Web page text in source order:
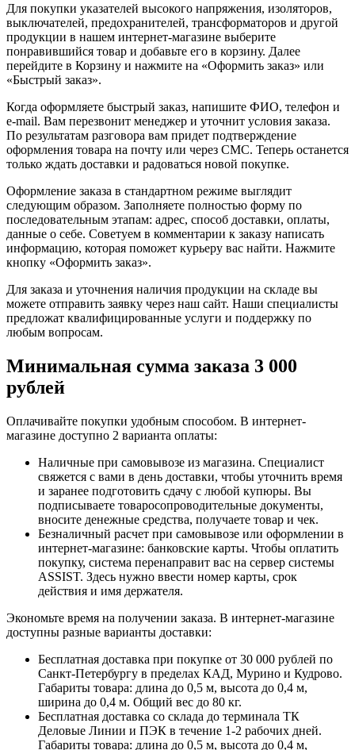
Для покупки указателей высокого напряжения, изоляторов,
выключателей, предохранителей, трансформаторов и другой
продукции в нашем интернет-магазине выберите
понравившийся товар и добавьте его в корзину. Далее
перейдите в Корзину и нажмите на «Оформить заказ» или
«Быстрый заказ».
Когда оформляете быстрый заказ, напишите ФИО, телефон и
e-mail. Вам перезвонит менеджер и уточнит условия заказа.
По результатам разговора вам придет подтверждение
оформления товара на почту или через СМС. Теперь останется
только ждать доставки и радоваться новой покупке.
Оформление заказа в стандартном режиме выглядит
следующим образом. Заполняете полностью форму по
последовательным этапам: адрес, способ доставки, оплаты,
данные о себе. Советуем в комментарии к заказу написать
информацию, которая поможет курьеру вас найти. Нажмите
кнопку «Оформить заказ».
Для заказа и уточнения наличия продукции на складе вы
можете отправить заявку через наш сайт. Наши специалисты
предложат квалифицированные услуги и поддержку по
любым вопросам.
Минимальная сумма заказа 3 000
рублей
Оплачивайте покупки удобным способом. В интернет-
магазине доступно 2 варианта оплаты:
Наличные при самовывозе из магазина. Специалист
свяжется с вами в день доставки, чтобы уточнить время
и заранее подготовить сдачу с любой купюры. Вы
подписываете товаросопроводительные документы,
вносите денежные средства, получаете товар и чек.
Безналичный расчет при самовывозе или оформлении в
интернет-магазине: банковские карты. Чтобы оплатить
покупку, система перенаправит вас на сервер системы
ASSIST. Здесь нужно ввести номер карты, срок
действия и имя держателя.
Экономьте время на получении заказа. В интернет-магазине
доступны разные варианты доставки:
Бесплатная доставка при покупке от 30 000 рублей по
Санкт-Петербургу в пределах КАД, Мурино и Кудрово.
Габариты товара: длина до 0,5 м, высота до 0,4 м,
ширина до 0,4 м. Общий вес до 80 кг.
Бесплатная доставка со склада до терминала ТК
Деловые Линии и ПЭК в течение 1-2 рабочих дней.
Габариты товара: длина до 0,5 м, высота до 0,4 м,